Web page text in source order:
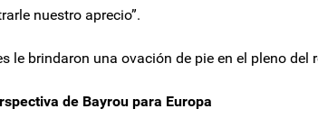
nuestro aprecio”.
le brindaron una ovación de pie en el pleno del
de Bayrou para Europa